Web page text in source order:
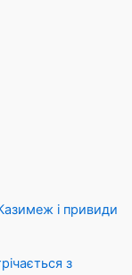
і привиди
з